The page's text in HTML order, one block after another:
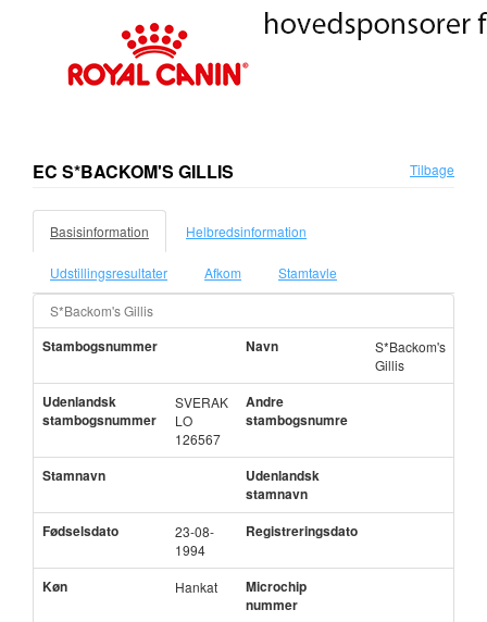
EC S*BACKOM'S GILLIS Tilbage
Basisinformation Helbredsinformation
Udstillingsresultater Afkom Stamtavle
S*Backom's Gillis
Stambogsnummer Navn
S*Backom's
Gillis
Udenlandsk
stambogsnummer
SVERAK
LO
126567
Andre
stambogsnumre
Stamnavn
Udenlandsk
stamnavn
Fødselsdato
23-08-
1994
Registreringsdato
Køn Hankat
Microchip
nummer